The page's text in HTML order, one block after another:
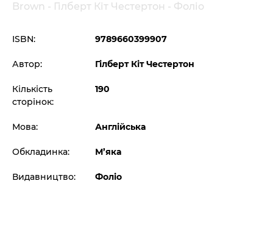
Brown - Гілберт Кіт Честертон - Фоліо
ISBN: 9789660399907
Автор: Гілберт Кіт Честертон
Кількість
сторінок:
190
Мова: Англійська
Обкладинка: М’яка
Видавництво: Фоліо